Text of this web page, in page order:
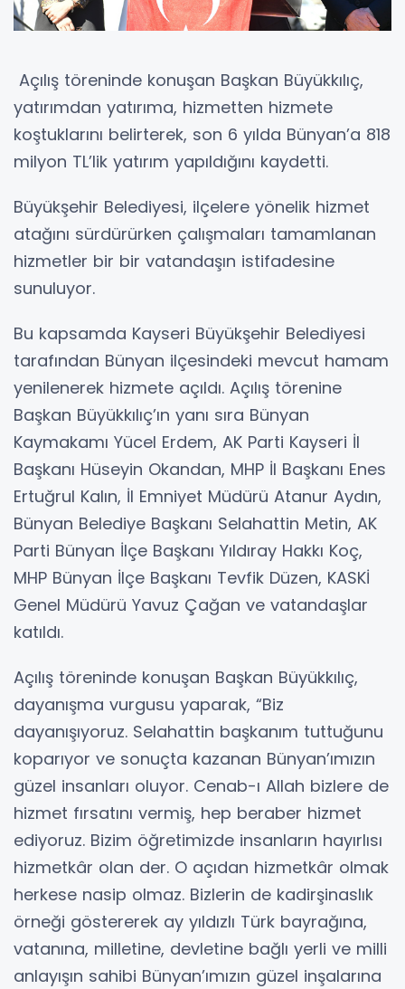
Açılış töreninde konuşan Başkan Büyükkılıç,
yatırımdan yatırıma, hizmetten hizmete
koştuklarını belirterek, son 6 yılda Bünyan’a 818
milyon TL’lik yatırım yapıldığını kaydetti.
Büyükşehir Belediyesi, ilçelere yönelik hizmet
atağını sürdürürken çalışmaları tamamlanan
hizmetler bir bir vatandaşın istifadesine
sunuluyor.
Bu kapsamda Kayseri Büyükşehir Belediyesi
tarafından Bünyan ilçesindeki mevcut hamam
yenilenerek hizmete açıldı. Açılış törenine
Başkan Büyükkılıç’ın yanı sıra Bünyan
Kaymakamı Yücel Erdem, AK Parti Kayseri İl
Başkanı Hüseyin Okandan, MHP İl Başkanı Enes
Ertuğrul Kalın, İl Emniyet Müdürü Atanur Aydın,
Bünyan Belediye Başkanı Selahattin Metin, AK
Parti Bünyan İlçe Başkanı Yıldıray Hakkı Koç,
MHP Bünyan İlçe Başkanı Tevfik Düzen, KASKİ
Genel Müdürü Yavuz Çağan ve vatandaşlar
katıldı.
Açılış töreninde konuşan Başkan Büyükkılıç,
dayanışma vurgusu yaparak, “Biz
dayanışıyoruz. Selahattin başkanım tuttuğunu
koparıyor ve sonuçta kazanan Bünyan’ımızın
güzel insanları oluyor. Cenab-ı Allah bizlere de
hizmet fırsatını vermiş, hep beraber hizmet
ediyoruz. Bizim öğretimizde insanların hayırlısı
hizmetkâr olan der. O açıdan hizmetkâr olmak
herkese nasip olmaz. Bizlerin de kadirşinaslık
örneği göstererek ay yıldızlı Türk bayrağına,
vatanına, milletine, devletine bağlı yerli ve milli
anlayışın sahibi Bünyan’ımızın güzel inşalarına